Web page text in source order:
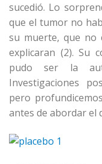
sucedió. Lo
que el tumor no
su muerte, que no
explicaran (2). Su
pudo ser la
Investigaciones
pero
antes de abordar el